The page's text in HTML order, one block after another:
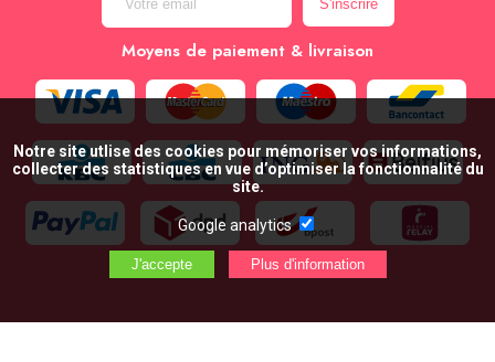
Moyens de paiement & livraison
Notre site utlise des cookies pour mémoriser vos informations,
collecter des statistiques en vue d’optimiser la fonctionnalité du
site.
Google analytics